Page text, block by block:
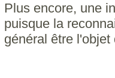
Plus encore, une
puisque la
général être